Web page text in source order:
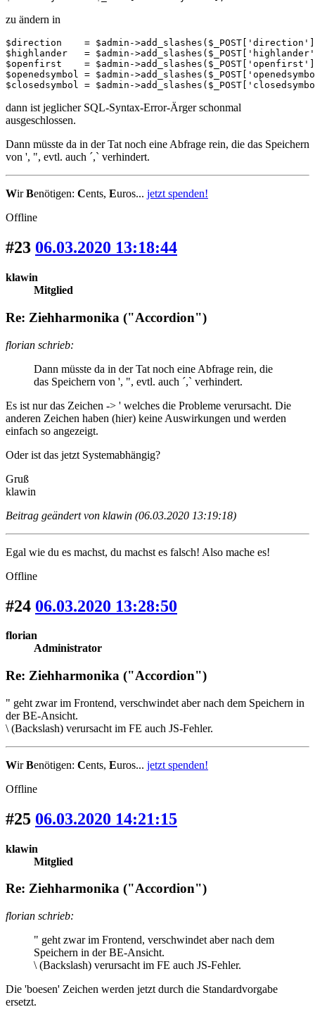
zu ändern in
$direction    = $admin-
$highlander   = $admin-
$openfirst    = $admin-
$openedsymbol = $admin-
$closedsymbol = $admin-
dann ist jeglicher SQL-Syntax-Error-Ärger schonmal
ausgeschlossen.
Dann müsste da in der Tat noch eine Abfrage rein, die das Speichern
von ', ", evtl. auch ´,` verhindert.
WirBenötigen: Cents, Euros... jetzt spenden!
Offline
#23 06.03.2020 13:18:44
klawin
Mitglied
Re: Ziehharmonika ("Accordion")
florian schrieb:
Dann müsste da in der Tat noch eine Abfrage rein, die
das Speichern von ', ", evtl. auch ´,` verhindert.
Es ist nur das Zeichen -> ' welches die Probleme verursacht. Die
anderen Zeichen haben (hier) keine Auswirkungen und werden
einfach so angezeigt.
Oder ist das jetzt Systemabhängig?
Gruß
klawin
Beitrag geändert von klawin (06.03.2020 13:19:18)
Egal wie du es machst, du machst es falsch! Also mache es!
Offline
#24 06.03.2020 13:28:50
florian
Administrator
Re: Ziehharmonika ("Accordion")
" geht zwar im Frontend, verschwindet aber nach dem Speichern in
der BE-Ansicht.
\ (Backslash) verursacht im FE auch JS-Fehler.
WirBenötigen: Cents, Euros... jetzt spenden!
Offline
#25 06.03.2020 14:21:15
klawin
Mitglied
Re: Ziehharmonika ("Accordion")
florian schrieb:
" geht zwar im Frontend, verschwindet aber nach dem
Speichern in der BE-Ansicht.
\ (Backslash) verursacht im FE auch JS-Fehler.
Die 'boesen' Zeichen werden jetzt durch die Standardvorgabe
ersetzt.